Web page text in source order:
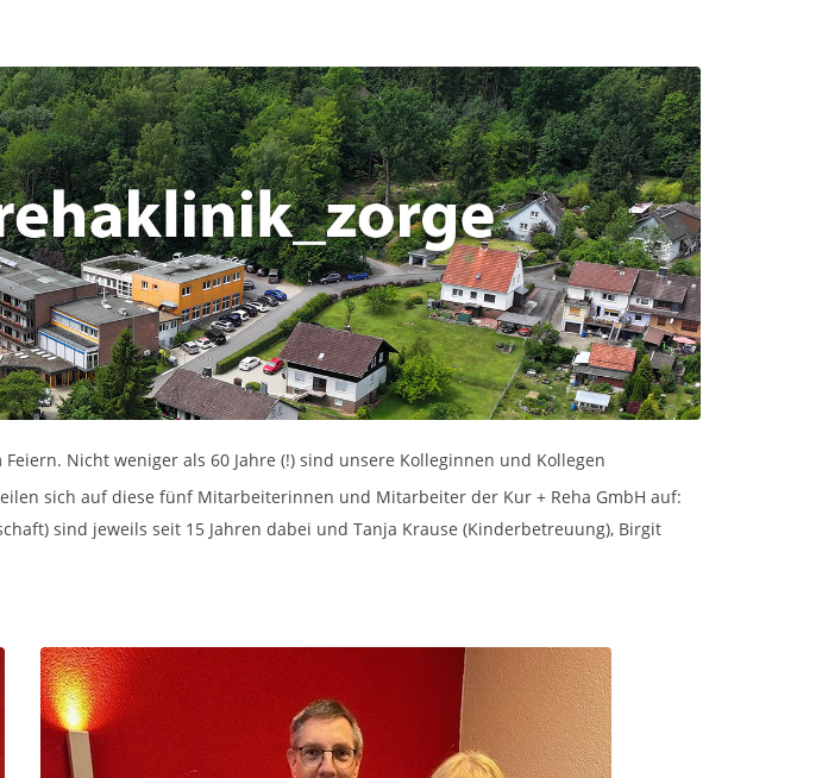
Nicht weniger als 60 Jahre (!) sind unsere Kolleginnen und Kollegen
sich auf diese fünf Mitarbeiterinnen und Mitarbeiter der Kur + Reha GmbH auf:
sind jeweils seit 15 Jahren dabei und Tanja Krause (Kinderbetreuung), Birgit